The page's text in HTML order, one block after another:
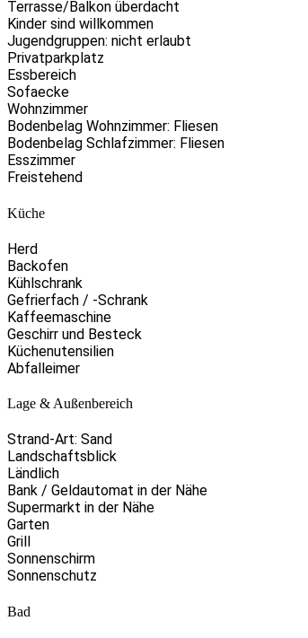
Terrasse/Balkon überdacht
Kinder sind willkommen
Jugendgruppen: nicht erlaubt
Privatparkplatz
Essbereich
Sofaecke
Wohnzimmer
Bodenbelag Wohnzimmer: Fliesen
Bodenbelag Schlafzimmer: Fliesen
Esszimmer
Freistehend
Küche
Herd
Backofen
Kühlschrank
Gefrierfach / -Schrank
Kaffeemaschine
Geschirr und Besteck
Küchenutensilien
Abfalleimer
Lage & Außenbereich
Strand-Art: Sand
Landschaftsblick
Ländlich
Bank / Geldautomat in der Nähe
Supermarkt in der Nähe
Garten
Grill
Sonnenschirm
Sonnenschutz
Bad